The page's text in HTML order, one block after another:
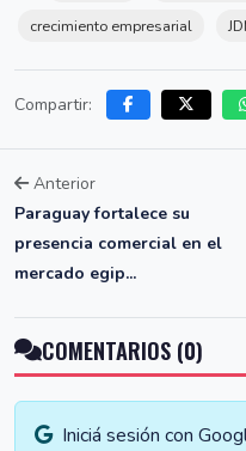
crecimiento empresarial
Compartir:
Anterior
Paraguay fortalece su
presencia comercial en el
mercado egip...
COMENTARIOS (0)
Iniciá sesión con